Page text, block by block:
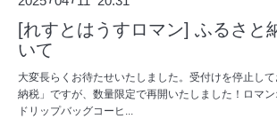
[れすとはうすロマン] ふるさと
いて
大変長らくお待たせいたしました。受付けを停止し
納税」ですが、数量限定で再開いたしました！ロマ
ドリップバッグコーヒ...